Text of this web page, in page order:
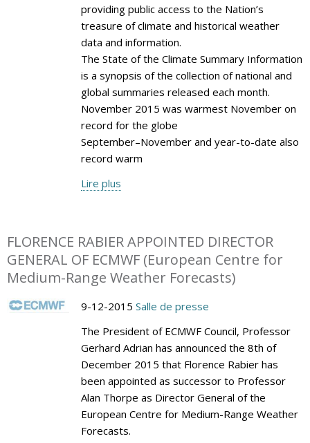
providing public access to the Nation’s
treasure of climate and historical weather
data and information.
The State of the Climate Summary Information
is a synopsis of the collection of national and
global summaries released each month.
November 2015 was warmest November on
record for the globe
September–November and year-to-date also
record warm
Lire plus
FLORENCE RABIER APPOINTED DIRECTOR
GENERAL OF ECMWF (European Centre for
Medium-Range Weather Forecasts)
9-12-2015 Salle de presse
The President of ECMWF Council, Professor
Gerhard Adrian has announced the 8th of
December 2015 that Florence Rabier has
been appointed as successor to Professor
Alan Thorpe as Director General of the
European Centre for Medium-Range Weather
Forecasts.